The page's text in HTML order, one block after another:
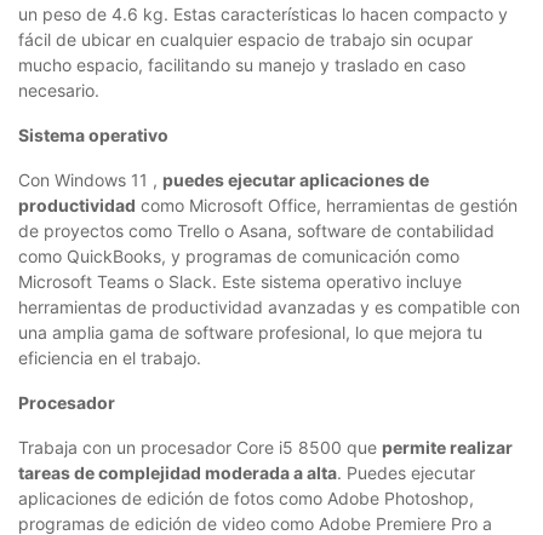
un peso de 4.6 kg. Estas características lo hacen compacto y
fácil de ubicar en cualquier espacio de trabajo sin ocupar
mucho espacio, facilitando su manejo y traslado en caso
necesario.
Sistema operativo
Con Windows 11 , puedes ejecutar aplicaciones de
productividad como Microsoft Office, herramientas de gestión
de proyectos como Trello o Asana, software de contabilidad
como QuickBooks, y programas de comunicación como
Microsoft Teams o Slack. Este sistema operativo incluye
herramientas de productividad avanzadas y es compatible con
una amplia gama de software profesional, lo que mejora tu
eficiencia en el trabajo.
Procesador
Trabaja con un procesador Core i5 8500 que permite realizar
tareas de complejidad moderada a alta. Puedes ejecutar
aplicaciones de edición de fotos como Adobe Photoshop,
programas de edición de video como Adobe Premiere Pro a